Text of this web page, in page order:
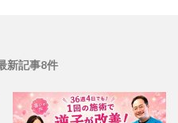
新記事8件